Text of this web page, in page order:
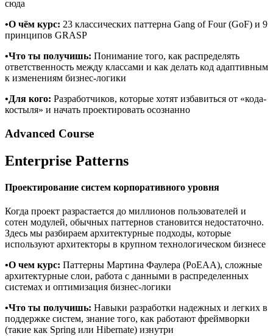
сюда
•О чём курс: 23 классических паттерна Gang of Four (GoF) и 9
принципов GRASP
•Что ты получишь: Понимание того, как распределять
ответственность между классами и как делать код адаптивным
к изменениям бизнес-логики
•Для кого: Разработчиков, которые хотят избавиться от «кода-
костыля» и начать проектировать осознанно
Advanced Course
Enterprise Patterns
Проектирование систем корпоративного уровня
Когда проект разрастается до миллионов пользователей и
сотен модулей, обычных паттернов становится недостаточно.
Здесь мы разбираем архитектурные подходы, которые
используют архитекторы в крупном технологическом бизнесе
•О чем курс: Паттерны Мартина Фаулера (PoEAA), сложные
архитектурные слои, работа с данными в распределенных
системах и оптимизация бизнес-логики
•Что ты получишь: Навыки разработки надежных и легких в
поддержке систем, знание того, как работают фреймворки
(такие как Spring или Hibernate) изнутри